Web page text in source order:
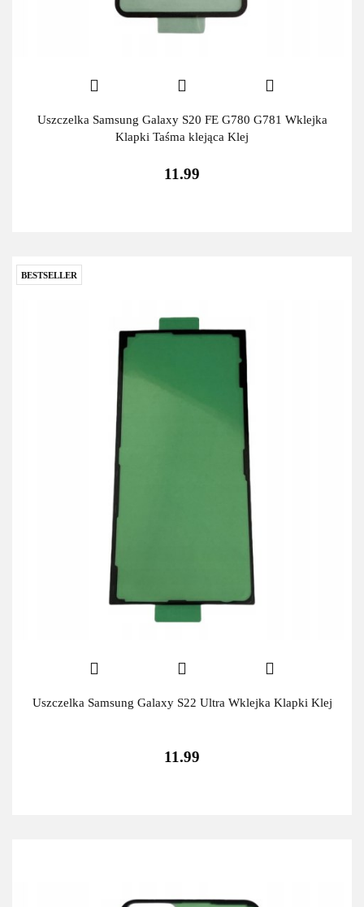
Uszczelka Samsung Galaxy S20 FE G780 G781 Wklejka
Klapki Taśma klejąca Klej
11.99
BESTSELLER
Uszczelka Samsung Galaxy S22 Ultra Wklejka Klapki Klej
11.99